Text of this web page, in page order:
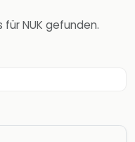
NUK gefunden.